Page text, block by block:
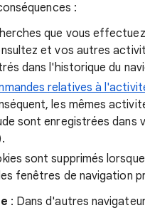
:
que vous
et vos autres
dans l'historique du
relatives à
les mêmes
sont enregistrées dans
sont supprimés
fenêtres de navigation
: Dans d'autres